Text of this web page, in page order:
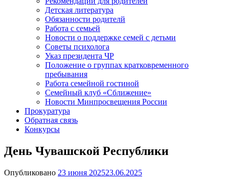
Детская литература
Обязанности родителй
Работа с семьей
Новости о поддержке семей с детьми
Советы психолога
Указ президента ЧР
Положение о группах кратковременного
пребывания
Работа семейной гостиной
Семейный клуб «Сближение»
Новости Минпросвещения России
Прокуратура
Обратная связь
Конкурсы
День Чувашской Республики
Опубликовано 23 июня 202523.06.2025